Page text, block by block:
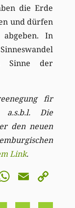
die Erde
und dürfen
In
Sinne der
fir
a.s.b.l. Die
den neuen
Link.
Email